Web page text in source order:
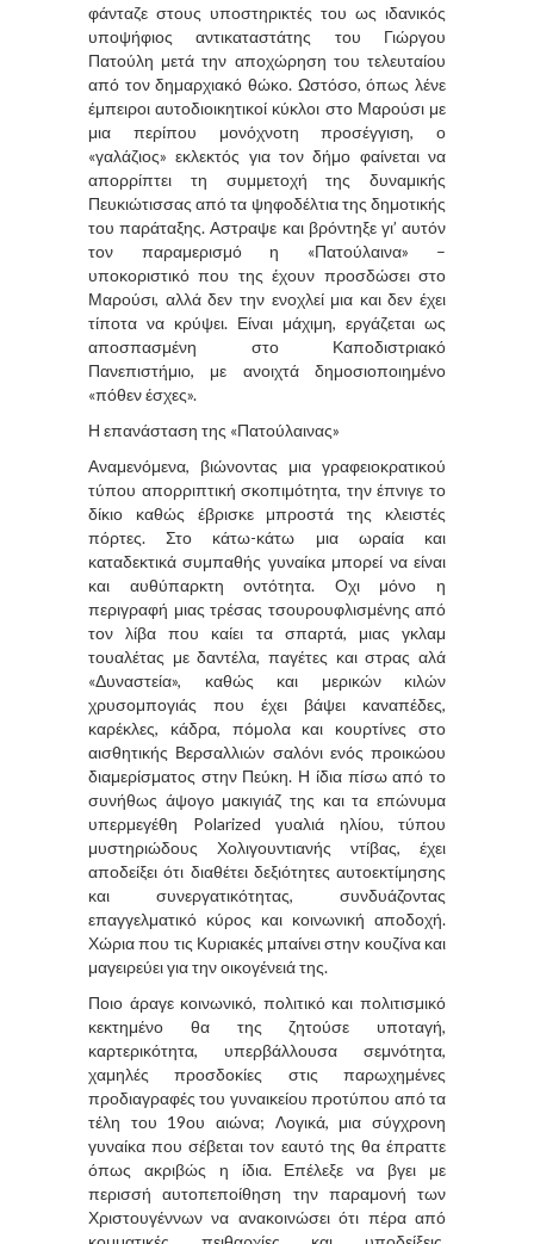
φάνταζε στους υποστηρικτές του ως ιδανικός
υποψήφιος αντικαταστάτης του Γιώργου
Πατούλη μετά την αποχώρηση του τελευταίου
από τον δημαρχιακό θώκο. Ωστόσο, όπως λένε
έμπειροι αυτοδιοικητικοί κύκλοι στο Μαρούσι με
μια περίπου μονόχνοτη προσέγγιση, ο
«γαλάζιος» εκλεκτός για τον δήμο φαίνεται να
απορρίπτει τη συμμετοχή της δυναμικής
Πευκιώτισσας από τα ψηφοδέλτια της δημοτικής
του παράταξης. Αστραψε και βρόντηξε γι’ αυτόν
τον παραμερισμό η «Πατούλαινα» –
υποκοριστικό που της έχουν προσδώσει στο
Μαρούσι, αλλά δεν την ενοχλεί μια και δεν έχει
τίποτα να κρύψει. Είναι μάχιμη, εργάζεται ως
αποσπασμένη στο Καποδιστριακό
Πανεπιστήμιο, με ανοιχτά δημοσιοποιημένο
«πόθεν έσχες».
Η επανάσταση της «Πατούλαινας»
Αναμενόμενα, βιώνοντας μια γραφειοκρατικού
τύπου απορριπτική σκοπιμότητα, την έπνιγε το
δίκιο καθώς έβρισκε μπροστά της κλειστές
πόρτες. Στο κάτω-κάτω μια ωραία και
καταδεκτικά συμπαθής γυναίκα μπορεί να είναι
και αυθύπαρκτη οντότητα. Οχι μόνο η
περιγραφή μιας τρέσας τσουρουφλισμένης από
τον λίβα που καίει τα σπαρτά, μιας γκλαμ
τουαλέτας με δαντέλα, παγέτες και στρας αλά
«Δυναστεία», καθώς και μερικών κιλών
χρυσομπογιάς που έχει βάψει καναπέδες,
καρέκλες, κάδρα, πόμολα και κουρτίνες στο
αισθητικής Βερσαλλιών σαλόνι ενός προικώου
διαμερίσματος στην Πεύκη. Η ίδια πίσω από το
συνήθως άψογο μακιγιάζ της και τα επώνυμα
υπερμεγέθη Polarized γυαλιά ηλίου, τύπου
μυστηριώδους Χολιγουντιανής ντίβας, έχει
αποδείξει ότι διαθέτει δεξιότητες αυτοεκτίμησης
και συνεργατικότητας, συνδυάζοντας
επαγγελματικό κύρος και κοινωνική αποδοχή.
Χώρια που τις Κυριακές μπαίνει στην κουζίνα και
μαγειρεύει για την οικογένειά της.
Ποιο άραγε κοινωνικό, πολιτικό και πολιτισμικό
κεκτημένο θα της ζητούσε υποταγή,
καρτερικότητα, υπερβάλλουσα σεμνότητα,
χαμηλές προσδοκίες στις παρωχημένες
προδιαγραφές του γυναικείου προτύπου από τα
τέλη του 19ου αιώνα; Λογικά, μια σύγχρονη
γυναίκα που σέβεται τον εαυτό της θα έπραττε
όπως ακριβώς η ίδια. Επέλεξε να βγει με
περισσή αυτοπεποίθηση την παραμονή των
Χριστουγέννων να ανακοινώσει ότι πέρα από